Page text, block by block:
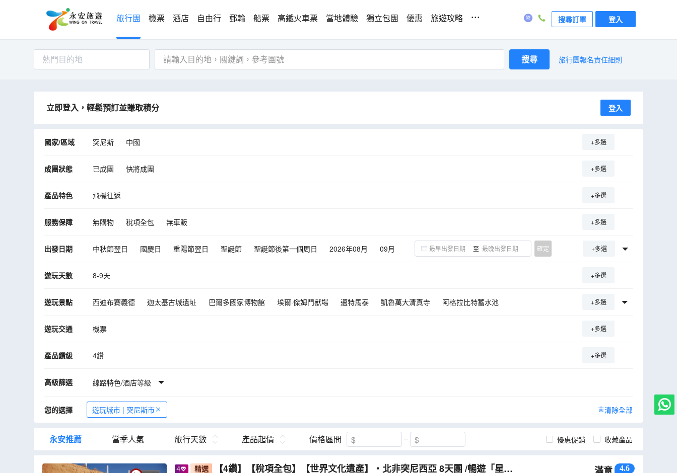
旅行團 機票 酒店 自由行 郵輪 船票 高鐵火車票 當地體驗 獨立包團 優惠 旅遊攻略 ... 搜尋訂單 登入
熱門目的地 搜尋 旅行團報名責任細則
立即登入，輕鬆預訂並賺取積分 登入
國家/區域 突尼斯 中國 +多選
成團狀態 已成團 快將成團 +多選
產品特色 飛機往返 +多選
服務保障 無購物 稅項全包 無車販 +多選
出發日期 中秋節翌日 國慶日 重陽節翌日 聖誕節 聖誕節後第一個周日 2026年08月
09月
至 確定 +多選
遊玩天數 8-9天 +多選
遊玩景點 西迪布賽義德 迦太基古城遺址 巴爾多國家博物館 埃爾·傑姆鬥獸場 邁特馬泰 凱魯萬大清真寺
阿格拉比特蓄水池
+多選
遊玩交通 機票 +多選
產品鑽級 4鑽 +多選
高級篩選 線路特色/酒店等級
您的選擇 遊玩城市 | 突尼斯市 清除全部
永安推薦 當季人氣 旅行天數 產品起價 價格區間 優惠促銷 收藏產品
精選 【4鑽】【稅項全包】【世界文化遺產】‧北非突尼西亞 8天團 /暢遊「星球 滿意 4.6